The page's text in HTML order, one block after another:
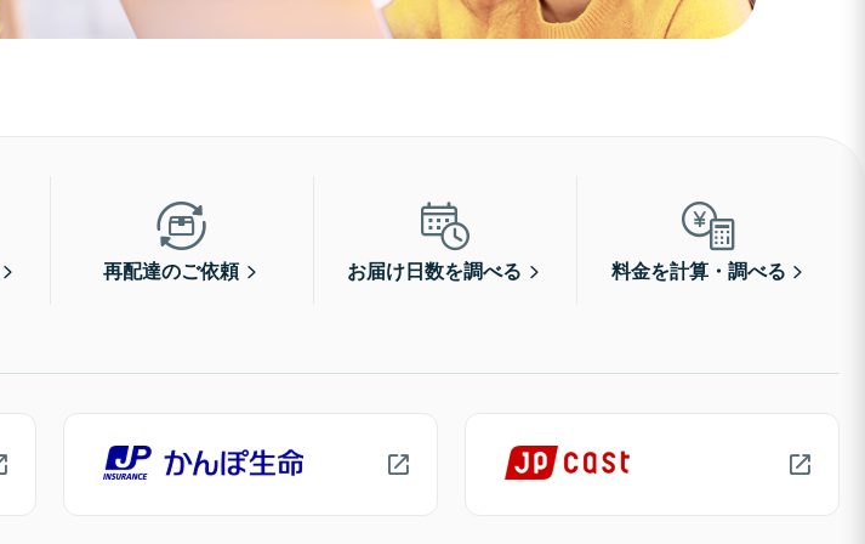
再配達のご依頼 お届け日数を調べる 料金を計算・調べる